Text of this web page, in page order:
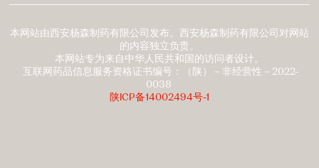
本网站由西安杨森制药有限公司发布。西安杨森制药有限公司对网站
的内容独立负责。
本网站专为来自中华人民共和国的访问者设计。
互联网药品信息服务资格证书编号：（陕）－非经营性－2022-
0038
陕ICP备14002494号-1